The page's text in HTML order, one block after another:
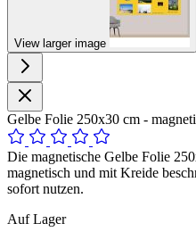
View larger image
Gelbe Folie 250x30 cm -
Die magnetische Gelbe Folie
magnetisch und mit Kreide
sofort nutzen.
Auf Lager